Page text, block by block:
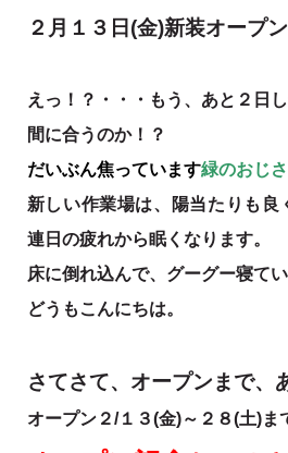
２月１３日(金)新装オープ
えっ！？・・・もう、あと２日
間に合うのか！？
だいぶん焦っています緑のおじ
新しい作業場は、陽当たりも良
連日の疲れから眠くなります。
床に倒れ込んで、グーグー寝て
どうもこんにちは。
さてさて、オープンまで、
オープン２/１３(金)～２８(土)ま